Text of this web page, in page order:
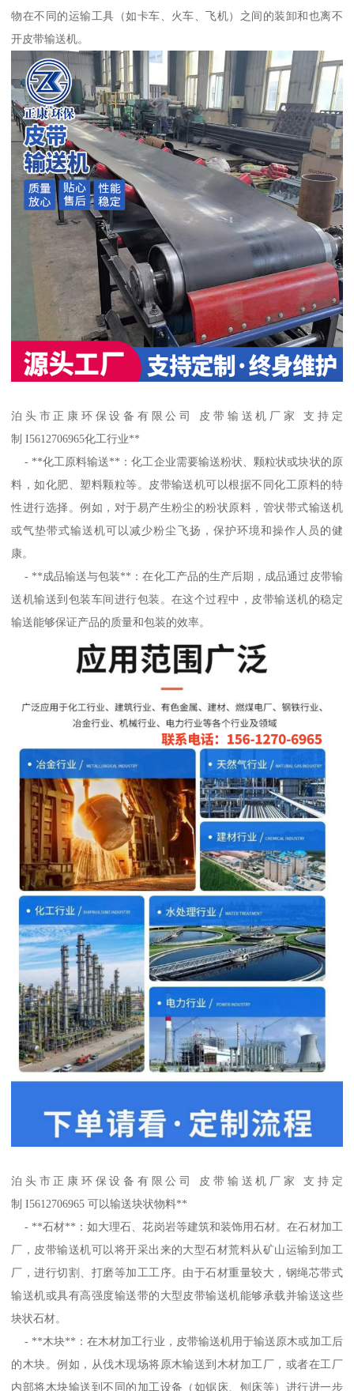
物在不同的运输工具（如卡车、火车、飞机）之间的装卸和也离不
开皮带输送机。
泊头市正康环保设备有限公司 皮带输送机厂家 支持定
制 I5612706965化工行业**
- **化工原料输送**：化工企业需要输送粉状、颗粒状或块状的原
料，如化肥、塑料颗粒等。皮带输送机可以根据不同化工原料的特
性进行选择。例如，对于易产生粉尘的粉状原料，管状带式输送机
或气垫带式输送机可以减少粉尘飞扬，保护环境和操作人员的健
康。
- **成品输送与包装**：在化工产品的生产后期，成品通过皮带输
送机输送到包装车间进行包装。在这个过程中，皮带输送机的稳定
输送能够保证产品的质量和包装的效率。
泊头市正康环保设备有限公司 皮带输送机厂家 支持定
制 I5612706965 可以输送块状物料**
- **石材**：如大理石、花岗岩等建筑和装饰用石材。在石材加工
厂，皮带输送机可以将开采出来的大型石材荒料从矿山运输到加工
厂，进行切割、打磨等加工工序。由于石材重量较大，钢绳芯带式
输送机或具有高强度输送带的大型皮带输送机能够承载并输送这些
块状石材。
- **木块**：在木材加工行业，皮带输送机用于输送原木或加工后
的木块。例如，从伐木现场将原木输送到木材加工厂，或者在工厂
内部将木块输送到不同的加工设备（如锯床、刨床等）进行进一步